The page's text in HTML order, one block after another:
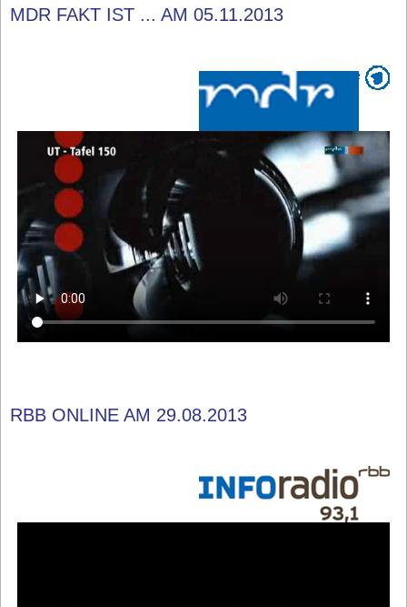
MDR FAKT IST ... AM 05.11.2013
RBB ONLINE AM 29.08.2013